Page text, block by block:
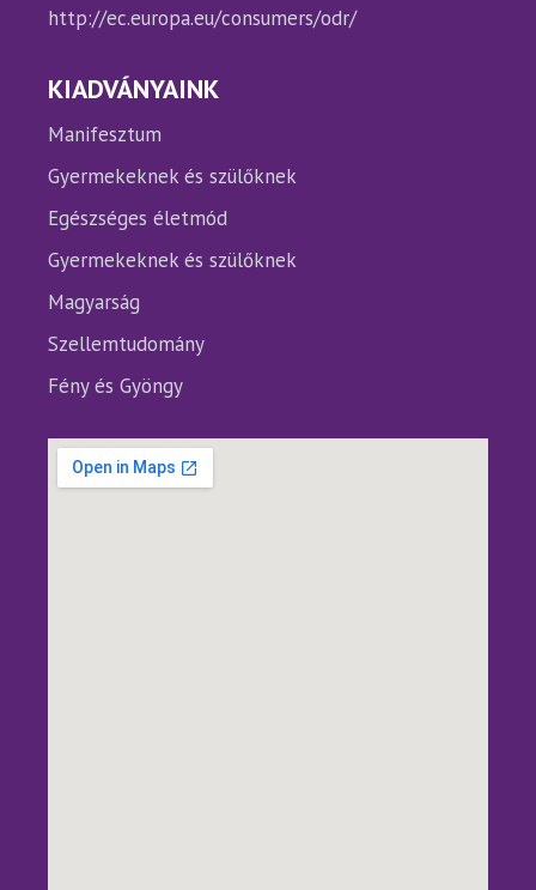
http://ec.europa.eu/consumers/odr/
KIADVÁNYAINK
Manifesztum
Gyermekeknek és szülőknek
Egészséges életmód
Gyermekeknek és szülőknek
Magyarság
Szellemtudomány
Fény és Gyöngy